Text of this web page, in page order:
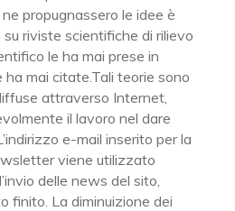
propugnassero le idee è
riviste scientifiche di rilievo
le ha mai prese in
mai citate.Tali teorie sono
attraverso Internet,
il lavoro nel dare
e-mail inserito per la
viene utilizzato
delle news del sito,
finito. La diminuizione dei